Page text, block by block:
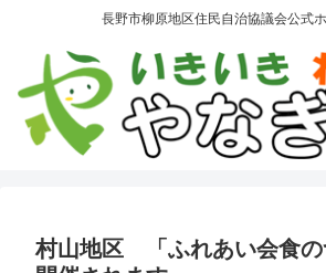
長野市柳原地区住民自治協議会公式
村山地区 「ふれあい会食